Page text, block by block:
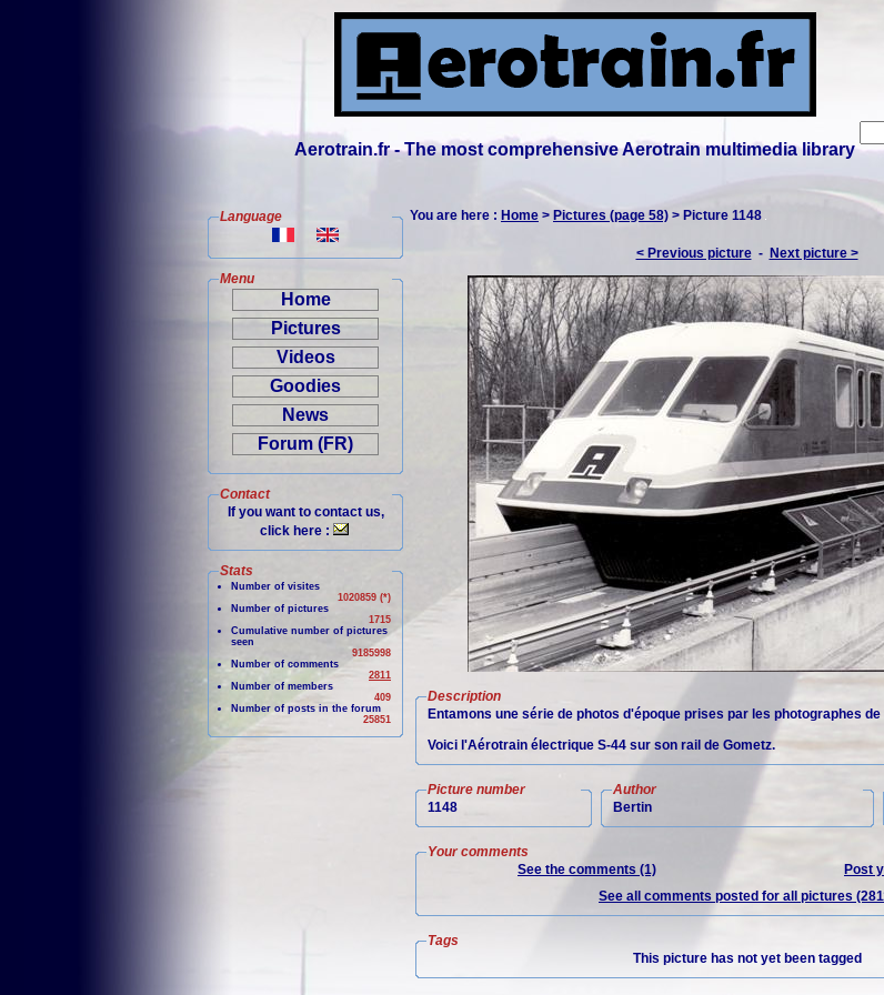
Aerotrain.fr - The most comprehensive Aerotrain multimedia library
Language
Menu
Home
Pictures
Videos
Goodies
News
Forum (FR)
Contact
If you want to contact us,
click here :
Stats
Number of visites
1020859 (*)
Number of pictures
1715
Cumulative number of pictures
seen
9185998
Number of comments
2811
Number of members
409
Number of posts in the forum
25851
You are here : Home > Pictures (page 58) > Picture 1148
< Previous picture- Next picture >
Description
Entamons une série de photos d'époque prises par les photographes
Voici l'Aérotrain électrique S-44 sur son rail de Gometz.
Picture number
1148
Author
Bertin
Your comments
See the comments (1)
Post
See all comments posted for all pictures
Tags
This picture has not yet been tagged